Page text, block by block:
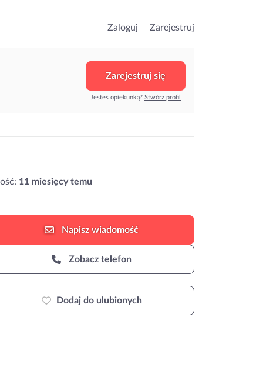
Zaloguj Zarejestruj
Zarejestruj się
Jesteś opiekunką? Stwórz profil
11 miesięcy temu
Napisz wiadomość
Zobacz telefon
Dodaj do ulubionych